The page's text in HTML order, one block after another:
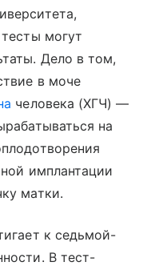
могут
Дело в том,
в моче
человека (ХГЧ) —
на
имплантации
матки.
к седьмой-
В тест-